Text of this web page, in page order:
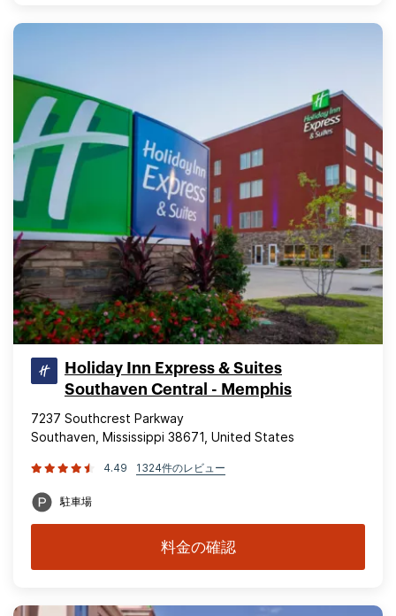
Holiday Inn Express & Suites
Southaven Central - Memphis
7237 Southcrest Parkway
Southaven, Mississippi 38671, United States
4.49 1324件のレビュー
駐車場
料金の確認